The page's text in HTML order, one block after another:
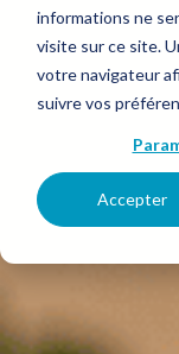
informations ne
visite sur ce site.
votre navigateur
suivre vos
Accepter